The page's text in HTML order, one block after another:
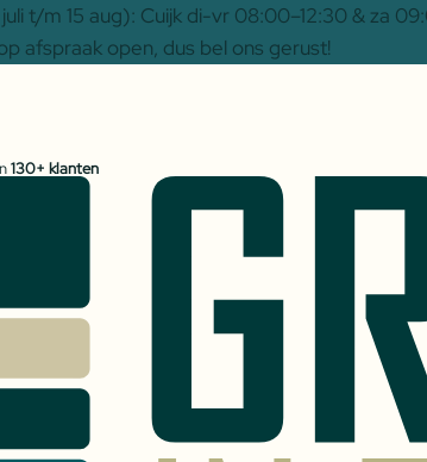
t/m 15 aug): Cuijk di-vr 08:00–12:30 & za
afspraak open, dus bel ons gerust!
130+ klanten